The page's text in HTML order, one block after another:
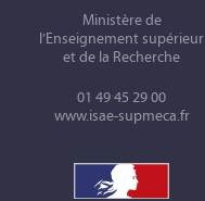
Ministère de
l’Enseignement supérieur
et de la Recherche
01 49 45 29 00
www.isae-supmeca.fr